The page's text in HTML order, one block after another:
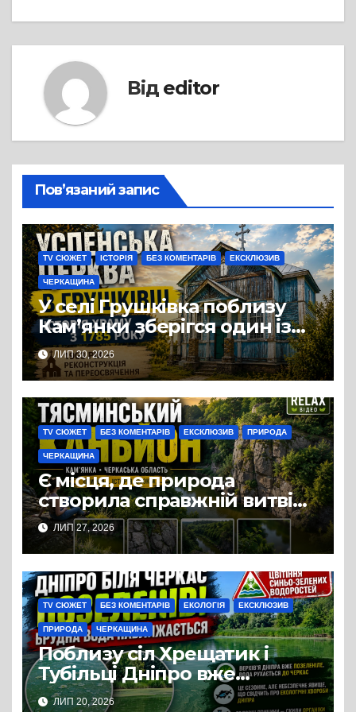
Від editor
Пов’язаний запис
TV СЮЖЕТ ІСТОРІЯ БЕЗ КОМЕНТАРІВ ЕКСКЛЮЗИВ
ЧЕРКАЩИНА
У селі Грушківка поблизу
Кам’янки зберігся один із
небагатьох старовинних
дерев’яних храмів
Черкащини — церква
Успіння Пресвятої
Богородиці
ЛИП 30, 2026
TV СЮЖЕТ БЕЗ КОМЕНТАРІВ ЕКСКЛЮЗИВ ПРИРОДА
ЧЕРКАЩИНА
Є місця, де природа
створила справжній витвір
мистецтва задовго до появи
людини. Одне з них —
Тясминський каньйон у
Кам’янці на Черкащині
ЛИП 27, 2026
TV СЮЖЕТ БЕЗ КОМЕНТАРІВ ЕКОЛОГІЯ ЕКСКЛЮЗИВ
ПРИРОДА ЧЕРКАЩИНА
Поблизу сіл Хрещатик і
Тубільці Дніпро вже
вкрився зеленим шаром
ЛИП 20, 2026